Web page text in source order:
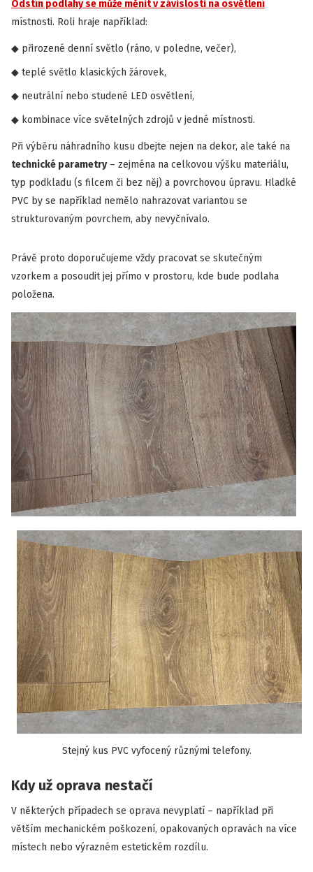
Odstín podlahy se může měnit v závislosti na osvětlení
místnosti. Roli hraje například:
přirozené denní světlo (ráno, v poledne, večer),
teplé světlo klasických žárovek,
neutrální nebo studené LED osvětlení,
kombinace více světelných zdrojů v jedné místnosti.
Při výběru náhradního kusu dbejte nejen na dekor, ale také na
technické parametry– zejména na celkovou výšku materiálu,
typ podkladu (s filcem či bez něj) a povrchovou úpravu. Hladké
PVC by se například nemělo nahrazovat variantou se
strukturovaným povrchem, aby nevyčnívalo.
Právě proto doporučujeme vždy pracovat se skutečným
vzorkem a posoudit jej přímo v prostoru, kde bude podlaha
položena.
Stejný kus PVC vyfocený různými telefony.
Kdy už oprava nestačí
V některých případech se oprava nevyplatí – například při
větším mechanickém poškození, opakovaných opravách na více
místech nebo výrazném estetickém rozdílu.